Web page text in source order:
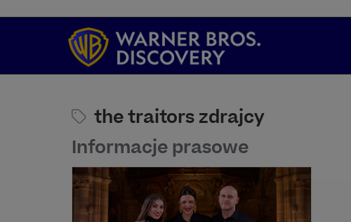
the traitors zdrajcy
Informacje prasowe